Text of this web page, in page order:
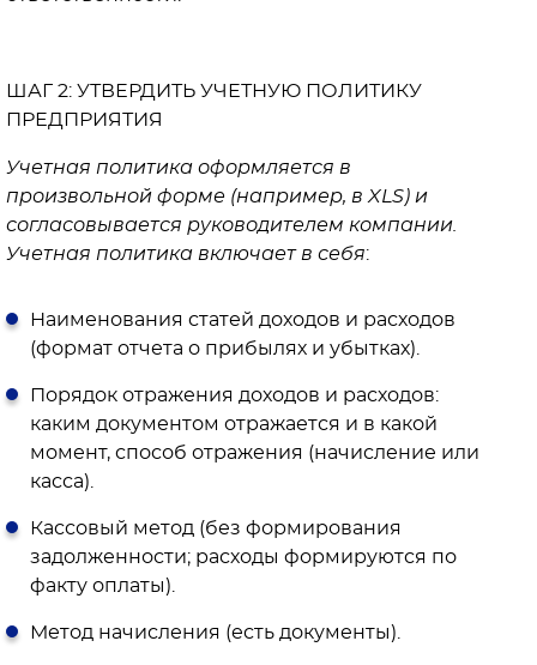
ШАГ 2: УТВЕРДИТЬ УЧЕТНУЮ ПОЛИТИКУ
ПРЕДПРИЯТИЯ
Учетная политика оформляется в
произвольной форме (например, в XLS) и
согласовывается руководителем компании.
Учетная политика включает в себя:
Наименования статей доходов и расходов
(формат отчета о прибылях и убытках).
Порядок отражения доходов и расходов:
каким документом отражается и в какой
момент, способ отражения (начисление или
касса).
Кассовый метод (без формирования
задолженности; расходы формируются по
факту оплаты).
Метод начисления (есть документы).